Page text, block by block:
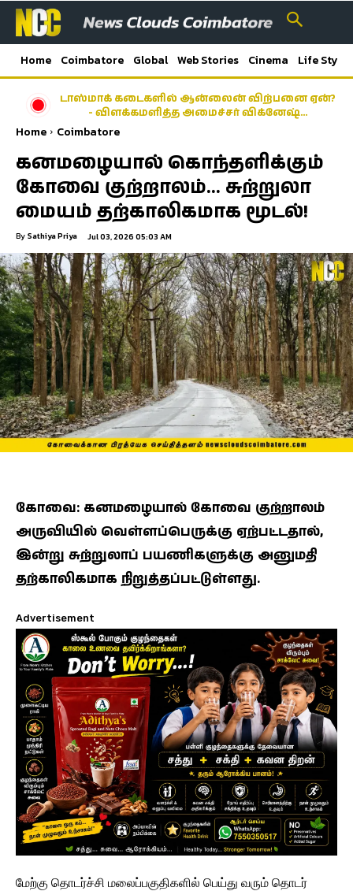
Home Coimbatore Global Web Stories Cinema Life Style
டாஸ்மாக் கடைகளில் ஆன்லைன் விற்பனை ஏன்?
- விளக்கமளித்த அமைச்சர் விக்னேஷ்…
Home Coimbatore
கனமழையால் கொந்தளிக்கும்
கோவை குற்றாலம்… சுற்றுலா
மையம் தற்காலிகமாக மூடல்!
By Sathiya Priya Jul 03, 2026 05:03 AM
கோவை: கனமழையால் கோவை குற்றாலம்
அருவியில் வெள்ளப்பெருக்கு ஏற்பட்டதால்,
இன்று சுற்றுலாப் பயணிகளுக்கு அனுமதி
தற்காலிகமாக நிறுத்தப்பட்டுள்ளது.
Advertisement
மேற்கு தொடர்ச்சி மலைப்பகுதிகளில் பெய்து வரும் தொடர்